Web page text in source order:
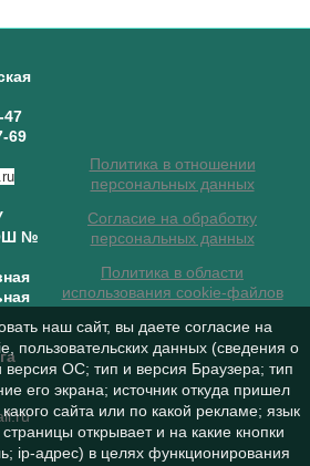
47
69
№
Политика в отношении
персональных данных
Согласие на обработку
персональных данных
Политика в области
использования cookie-файлов
наш сайт, вы даете согласие на
пользовательских данных (сведения о
ОС; тип и версия Браузера; тип
его экрана; источник откуда пришел
сайта или по какой рекламе; язык
открывает и на какие кнопки
ip-адрес) в целях функционирования